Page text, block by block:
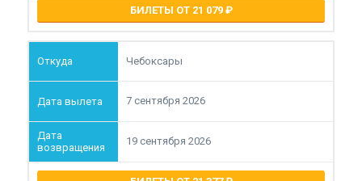
БИЛЕТЫ ОТ 21 079
Чебоксары
7 сентября 2026
19 сентября 2026